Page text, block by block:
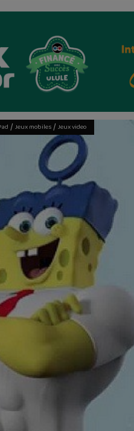
/ Jeux mobiles/ Jeux video